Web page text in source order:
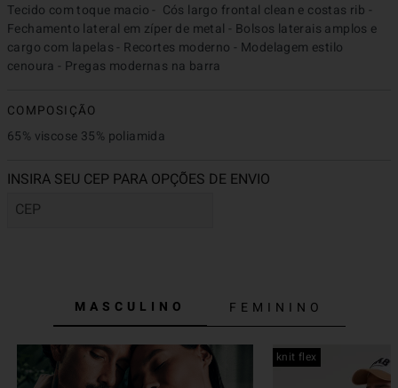
Tecido com toque macio -  Cós largo frontal clean e costas rib -
Fechamento lateral em zíper de metal - Bolsos laterais amplos e
cargo com lapelas - Recortes moderno - Modelagem estilo
cenoura - Pregas modernas na barra
COMPOSIÇÃO
65% viscose 35% poliamida
MASCULINO FEMININO
knit flex